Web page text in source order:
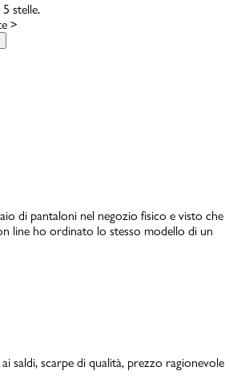
stelle.
>
di pantaloni nel negozio fisico e visto che
line ho ordinato lo stesso modello di un
saldi, scarpe di qualità, prezzo ragionevole